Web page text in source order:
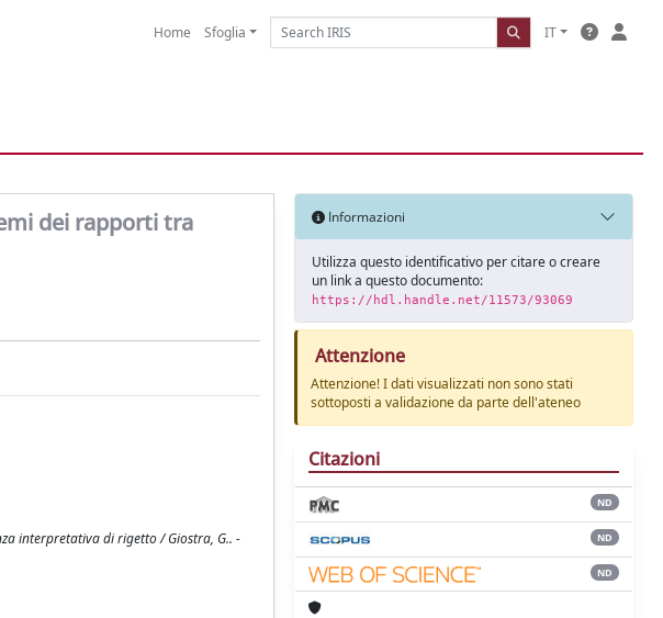
Home Sfoglia IT
dei rapporti tra
interpretativa di rigetto / Giostra, G.. -
Informazioni
Utilizza questo identificativo per citare o creare
un link a questo documento:
https://hdl.handle.net/11573/93069
Attenzione
Attenzione! I dati visualizzati non sono stati
sottoposti a validazione da parte dell'ateneo
Citazioni
ND
ND
ND